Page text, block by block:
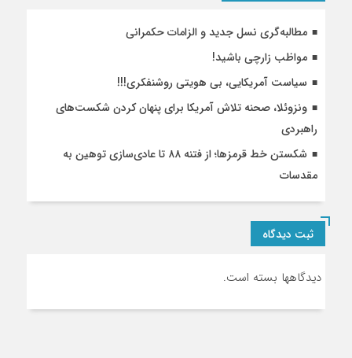
مطالبه‌گری نسل جدید و الزامات حکمرانی
مواظب زارچی باشید!
سیاست آمریکایی، بی هویتی روشنفکری!!!
ونزوئلا، صحنه تلاش آمریکا برای پنهان کردن شکست‌های
راهبردی
شکستن خط قرمزها؛ از فتنه ۸۸ تا عادی‌سازی توهین به
مقدسات
ثبت دیدگاه
دیدگاهها بسته است.